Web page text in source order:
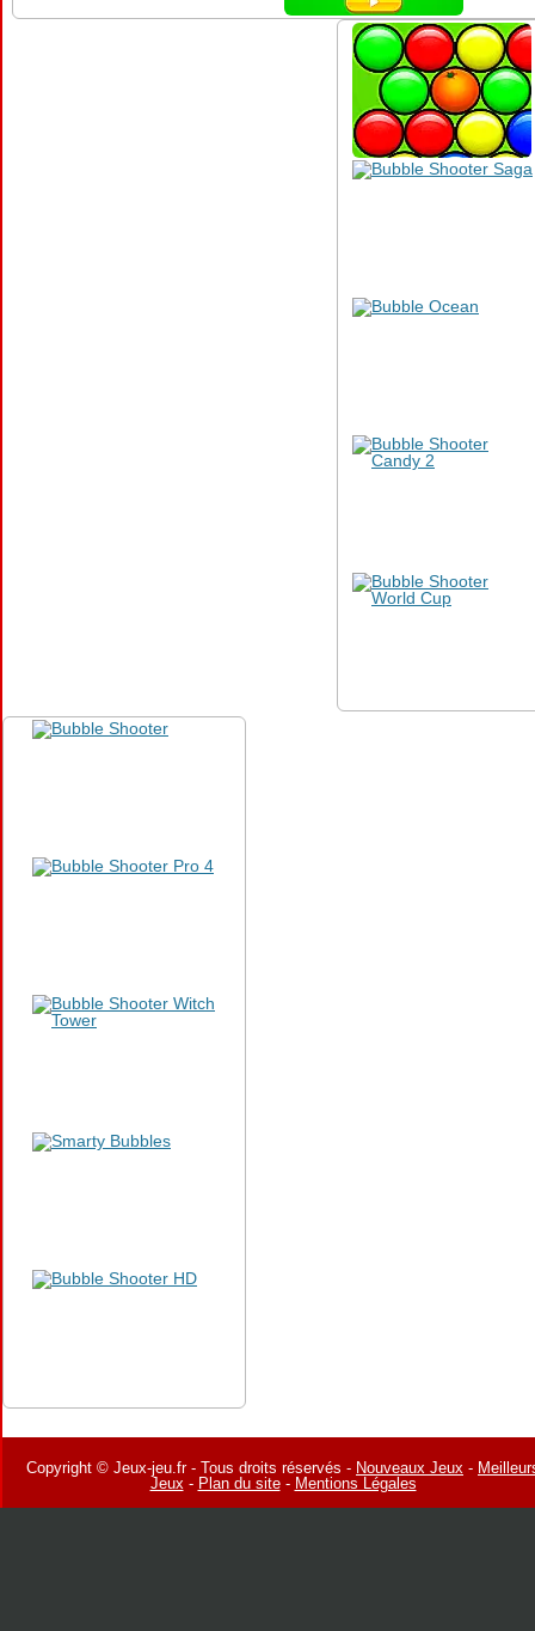
Copyright © Jeux-jeu.fr - Tous droits réservés - Nouveaux Jeux -
Jeux- Plan du site- Mentions Légales